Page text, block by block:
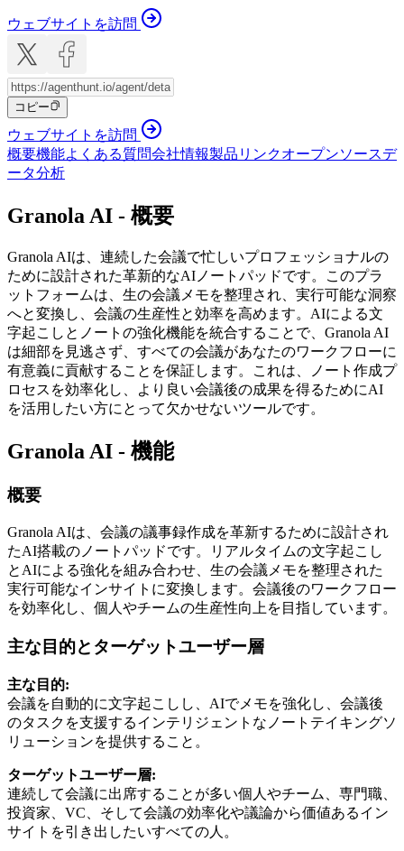
ウェブサイトを訪問
コピー
ウェブサイトを訪問
概要機能よくある質問会社情報製品リンクオープンソースデ
ータ分析
Granola AI - 概要
Granola AIは、連続した会議で忙しいプロフェッショナルの
ために設計された革新的なAIノートパッドです。このプラ
ットフォームは、生の会議メモを整理され、実行可能な洞察
へと変換し、会議の生産性と効率を高めます。AIによる文
字起こしとノートの強化機能を統合することで、Granola AI
は細部を見逃さず、すべての会議があなたのワークフローに
有意義に貢献することを保証します。これは、ノート作成プ
ロセスを効率化し、より良い会議後の成果を得るためにAI
を活用したい方にとって欠かせないツールです。
Granola AI - 機能
概要
Granola AIは、会議の議事録作成を革新するために設計され
たAI搭載のノートパッドです。リアルタイムの文字起こし
とAIによる強化を組み合わせ、生の会議メモを整理された
実行可能なインサイトに変換します。会議後のワークフロー
を効率化し、個人やチームの生産性向上を目指しています。
主な目的とターゲットユーザー層
主な目的:
会議を自動的に文字起こしし、AIでメモを強化し、会議後
のタスクを支援するインテリジェントなノートテイキングソ
リューションを提供すること。
ターゲットユーザー層:
連続して会議に出席することが多い個人やチーム、専門職、
投資家、VC、そして会議の効率化や議論から価値あるイン
サイトを引き出したいすべての人。